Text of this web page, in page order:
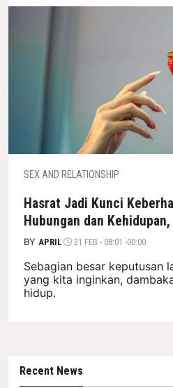
SEX AND RELATIONSHIP
Hasrat Jadi Kunci
Hubungan dan
BY APRIL 21 FEB - 08:01 -00:00
Sebagian besar keputusan
yang kita inginkan,
hidup.
Recent News